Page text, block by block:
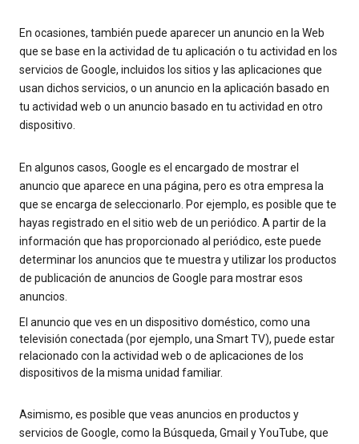
En ocasiones, también puede aparecer un anuncio en la Web
que se base en la actividad de tu aplicación o tu actividad en los
servicios de Google, incluidos los sitios y las aplicaciones que
usan dichos servicios, o un anuncio en la aplicación basado en
tu actividad web o un anuncio basado en tu actividad en otro
dispositivo.
En algunos casos, Google es el encargado de mostrar el
anuncio que aparece en una página, pero es otra empresa la
que se encarga de seleccionarlo. Por ejemplo, es posible que te
hayas registrado en el sitio web de un periódico. A partir de la
información que has proporcionado al periódico, este puede
determinar los anuncios que te muestra y utilizar los productos
de publicación de anuncios de Google para mostrar esos
anuncios.
El anuncio que ves en un dispositivo doméstico, como una
televisión conectada (por ejemplo, una Smart TV), puede estar
relacionado con la actividad web o de aplicaciones de los
dispositivos de la misma unidad familiar.
Asimismo, es posible que veas anuncios en productos y
servicios de Google, como la Búsqueda, Gmail y YouTube, que